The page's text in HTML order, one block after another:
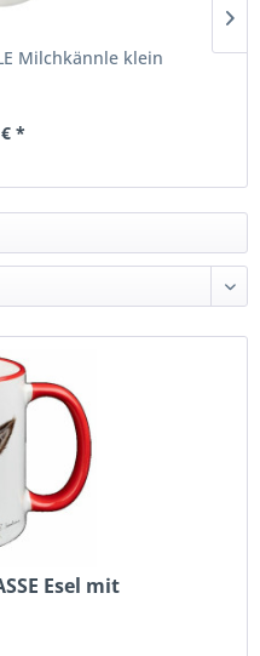
Milchkännle klein
*
Esel mit